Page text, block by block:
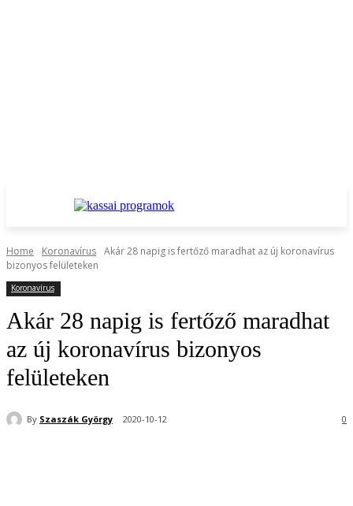
Home Koronavírus Akár 28 napig is fertőző maradhat az új koronavírus
bizonyos felületeken
Koronavírus
Akár 28 napig is fertőző maradhat
az új koronavírus bizonyos
felületeken
By Szaszák György 2020-10-12 0